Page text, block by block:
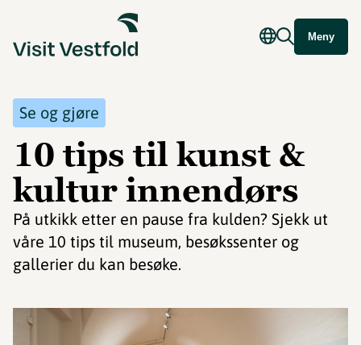
Meny
Se og gjøre
10 tips til kunst &
kultur innendørs
På utkikk etter en pause fra kulden? Sjekk ut
våre 10 tips til museum, besøkssenter og
gallerier du kan besøke.